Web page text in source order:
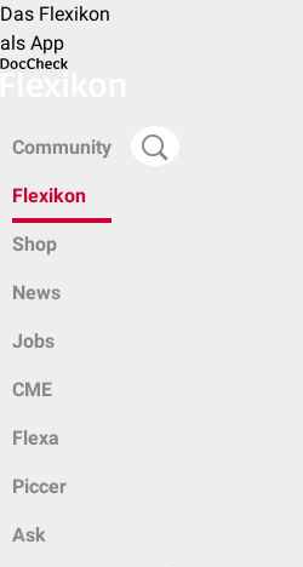
Das Flexikon
als App
Community
Flexikon
Shop
News
Jobs
CME
Flexa
Piccer
Ask